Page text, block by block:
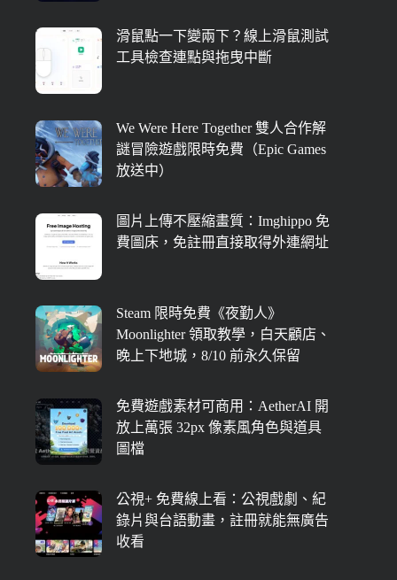
滑鼠點一下變兩下？線上滑鼠測試
工具檢查連點與拖曳中斷
We Were Here Together 雙人合作解
謎冒險遊戲限時免費（Epic Games
放送中）
圖片上傳不壓縮畫質：Imghippo 免
費圖床，免註冊直接取得外連網址
Steam 限時免費《夜勤人》
Moonlighter 領取教學，白天顧店、
晚上下地城，8/10 前永久保留
免費遊戲素材可商用：AetherAI 開
放上萬張 32px 像素風角色與道具
圖檔
公視+ 免費線上看：公視戲劇、紀
錄片與台語動畫，註冊就能無廣告
收看